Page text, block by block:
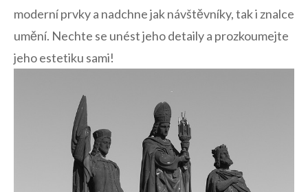
moderní‌ prvky a nadchne jak ​návštěvníky, tak i znalce
umění. Nechte se unést jeho detaily a prozkoumejte‍
jeho⁣ estetiku sami!